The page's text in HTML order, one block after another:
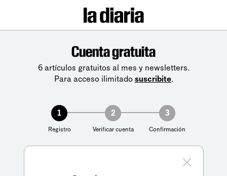
Cuenta gratuita
6 artículos gratuitos al mes y newsletters.
Para acceso ilimitado suscribite.
1
Registro
2
Verificar cuenta
3
Confirmación